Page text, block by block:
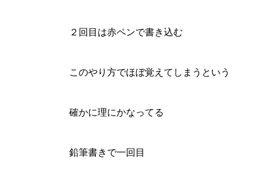
２回目は赤ペンで書き込む
このやり方でほぼ覚えてしまうという
確かに理にかなってる
鉛筆書きで一回目